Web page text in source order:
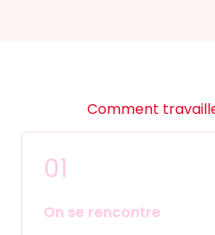
Comment
01
On se rencontre